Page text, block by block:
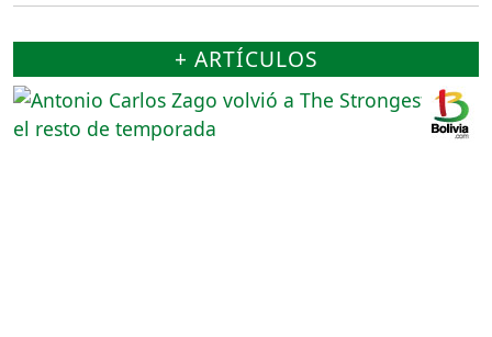
+ ARTÍCULOS